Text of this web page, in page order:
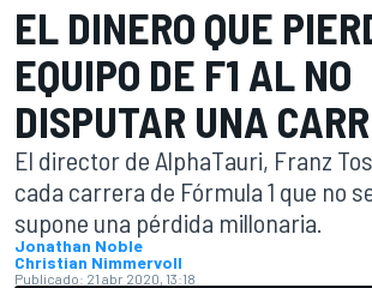
EL DINERO QUE
EQUIPO DE F1 AL NO
DISPUTAR UNA
El director de AlphaTauri, Franz
cada carrera de Fórmula 1 que no
supone una pérdida millonaria.
Jonathan Noble
Christian Nimmervoll
Publicado: 21 abr 2020, 13:18